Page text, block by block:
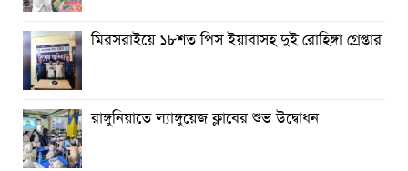
মিরসরাইয়ে ১৮শত পিস ইয়াবাসহ দুই রোহিঙ্গা গ্রেপ্তার
রাঙ্গুনিয়াতে ল্যাঙ্গুয়েজ ক্লাবের শুভ উদ্বোধন